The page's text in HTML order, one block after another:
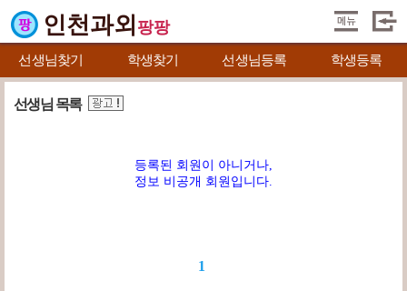
인천과외 팡팡
선생님찾기 학생찾기 선생님등록 학생등록
선생님 목록
등록된 회원이 아니거나,
정보 비공개 회원입니다.
1